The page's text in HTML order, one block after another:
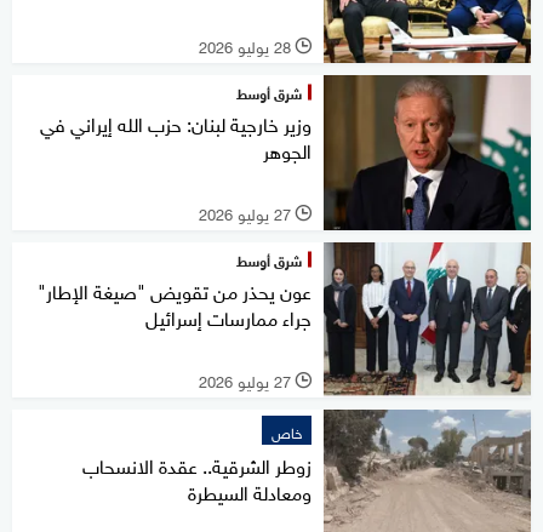
l 28 يوليو 2026
شرق أوسط
وزير خارجية لبنان: حزب الله إيراني في
الجوهر
l 27 يوليو 2026
شرق أوسط
عون يحذر من تقويض "صيغة الإطار"
جراء ممارسات إسرائيل
l 27 يوليو 2026
خاص
زوطر الشرقية.. عقدة الانسحاب
ومعادلة السيطرة